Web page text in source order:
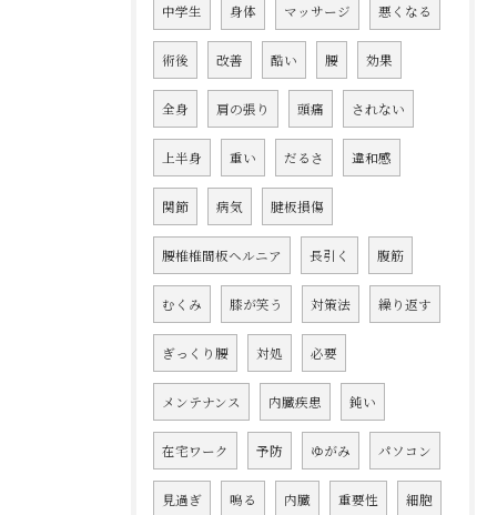
中学生 身体 マッサージ 悪くなる
術後 改善 酷い 腰 効果
全身 肩の張り 頭痛 されない
上半身 重い だるさ 違和感
関節 病気 腱板損傷
腰椎椎間板ヘルニア 長引く 腹筋
むくみ 膝が笑う 対策法 繰り返す
ぎっくり腰 対処 必要
メンテナンス 内臓疾患 鈍い
在宅ワーク 予防 ゆがみ パソコン
見過ぎ 鳴る 内臓 重要性 細胞